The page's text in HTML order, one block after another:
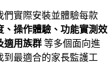
們實際安裝並體驗每款
、操作體驗、功能實測效
適用族群 等多個面向進
最適合的家長監護工